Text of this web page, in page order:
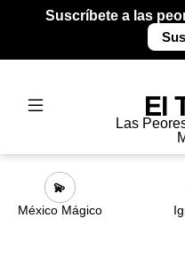
Suscríbete a las
Las
💫
México Mágico